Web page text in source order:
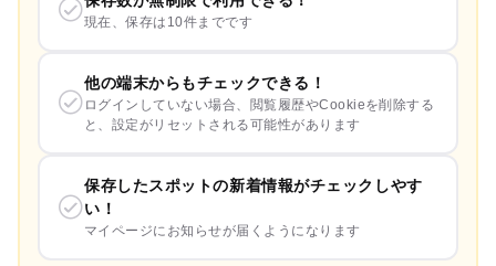
現在、保存は10件までです
他の端末からもチェックできる！
ログインしていない場合、閲覧履歴やCookieを削除する
と、設定がリセットされる可能性があります
保存したスポットの新着情報がチェックしやす
い！
マイページにお知らせが届くようになります